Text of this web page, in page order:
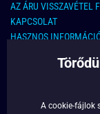
AZ ÁRU VISSZAVÉTEL
KAPCSOLAT
HASZNOS
KAPCSOLAT
A cookie-fájlok